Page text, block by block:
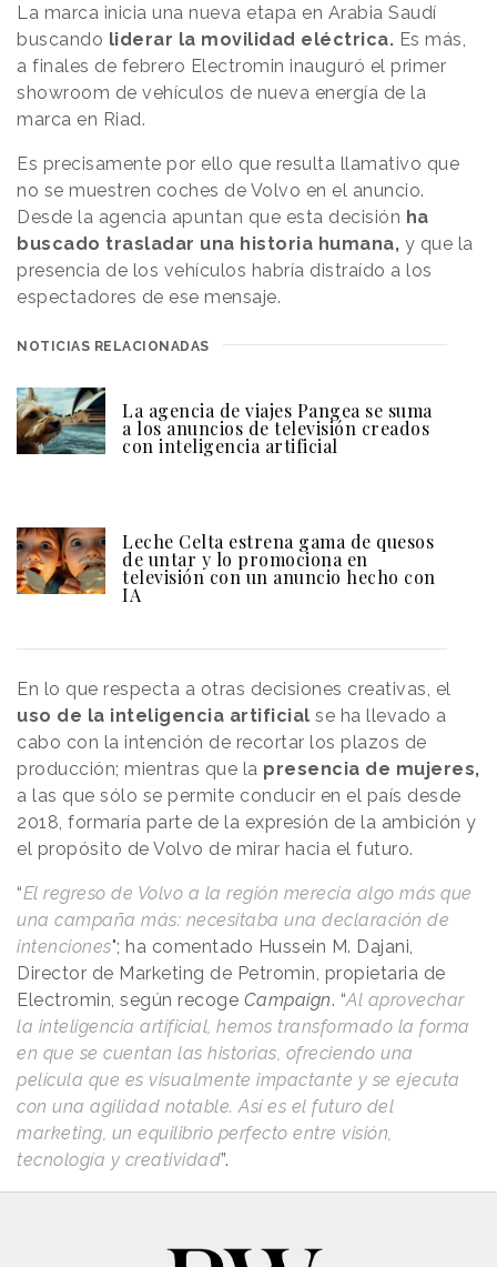
La marca inicia una nueva etapa en Arabia Saudí
buscando liderar la movilidad eléctrica. Es más,
a finales de febrero Electromin inauguró el primer
showroom de vehículos de nueva energía de la
marca en Riad.
Es precisamente por ello que resulta llamativo que
no se muestren coches de Volvo en el anuncio.
Desde la agencia apuntan que esta decisión ha
buscado trasladar una historia humana, y que la
presencia de los vehículos habría distraído a los
espectadores de ese mensaje.
NOTICIAS RELACIONADAS
La agencia de viajes Pangea se suma
a los anuncios de televisión creados
con inteligencia artificial
Leche Celta estrena gama de quesos
de untar y lo promociona en
televisión con un anuncio hecho con
IA
En lo que respecta a otras decisiones creativas, el
uso de la inteligencia artificial se ha llevado a
cabo con la intención de recortar los plazos de
producción; mientras que la presencia de mujeres,
a las que sólo se permite conducir en el país desde
2018, formaría parte de la expresión de la ambición y
el propósito de Volvo de mirar hacia el futuro.
“El regreso de Volvo a la región merecía algo más que
una campaña más: necesitaba una declaración de
intenciones"; ha comentado Hussein M. Dajani,
Director de Marketing de Petromin, propietaria de
Electromin, según recoge Campaign. “Al aprovechar
la inteligencia artificial, hemos transformado la forma
en que se cuentan las historias, ofreciendo una
película que es visualmente impactante y se ejecuta
con una agilidad notable. Así es el futuro del
marketing, un equilibrio perfecto entre visión,
tecnología y creatividad”.